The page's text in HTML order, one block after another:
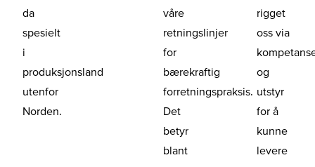
da
spesielt
i
produksjonsland
utenfor
Norden.
våre
retningslinjer
for
bærekraftig
forretningspraksis.
Det
betyr
blant
rigget
oss via
og
utstyr
for å
kunne
levere